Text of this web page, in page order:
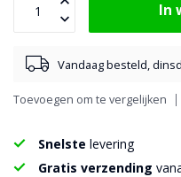
In
Vandaag besteld,
Toevoegen om te vergelijken
Snelste levering
Gratis verzending